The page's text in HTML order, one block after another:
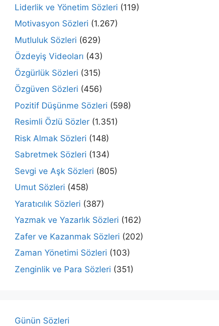
Liderlik ve Yönetim Sözleri (119)
Motivasyon Sözleri (1.267)
Mutluluk Sözleri (629)
Özdeyiş Videoları (43)
Özgürlük Sözleri (315)
Özgüven Sözleri (456)
Pozitif Düşünme Sözleri (598)
Resimli Özlü Sözler (1.351)
Risk Almak Sözleri (148)
Sabretmek Sözleri (134)
Sevgi ve Aşk Sözleri (805)
Umut Sözleri (458)
Yaratıcılık Sözleri (387)
Yazmak ve Yazarlık Sözleri (162)
Zafer ve Kazanmak Sözleri (202)
Zaman Yönetimi Sözleri (103)
Zenginlik ve Para Sözleri (351)
Günün Sözleri